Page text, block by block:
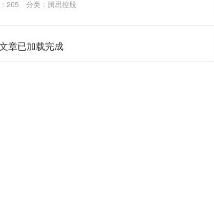
205 分类： 腾思控股
章已加载完成